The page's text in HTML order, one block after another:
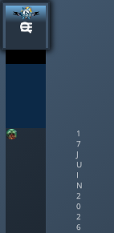
1
7
J
U
I
N
2
0
2
6